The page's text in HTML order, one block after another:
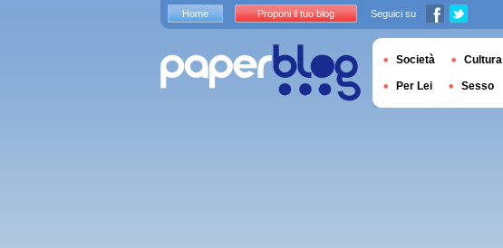
Home Proponi il tuo blog Seguici su
Società Cultura
Per Lei Sesso